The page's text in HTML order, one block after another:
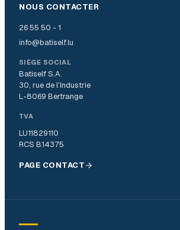
NOUS CONTACTER
26 55 50 - 1
info@batiself.lu
SIÈGE SOCIAL
Batiself S.A.
30, rue de l’Industrie
L-8069 Bertrange
TVA
LU11829110
RCS B14375
PAGE CONTACT